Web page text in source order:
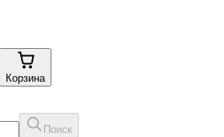
Корзина
Поиск